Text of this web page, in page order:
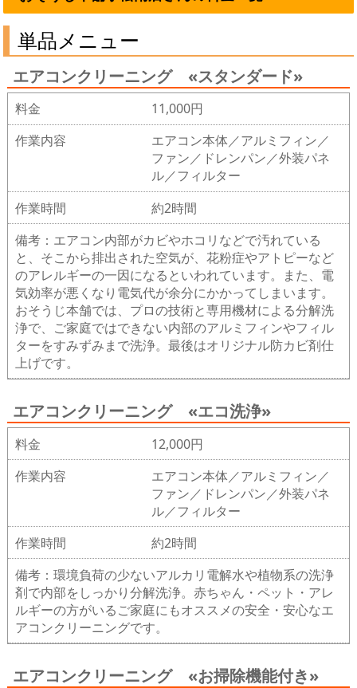
単品メニュー
エアコンクリーニング «スタンダード»
料金
11,000円
作業内容
エアコン本体／アルミフィン／
ファン／ドレンパン／外装パネ
ル／フィルター
作業時間
約2時間
備考：エアコン内部がカビやホコリなどで汚れている
と、そこから排出された空気が、花粉症やアトピーなど
のアレルギーの一因になるといわれています。また、電
気効率が悪くなり電気代が余分にかかってしまいます。
おそうじ本舗では、プロの技術と専用機材による分解洗
浄で、ご家庭ではできない内部のアルミフィンやフィル
ターをすみずみまで洗浄。最後はオリジナル防カビ剤仕
上げです。
エアコンクリーニング «エコ洗浄»
料金
12,000円
作業内容
エアコン本体／アルミフィン／
ファン／ドレンパン／外装パネ
ル／フィルター
作業時間
約2時間
備考：環境負荷の少ないアルカリ電解水や植物系の洗浄
剤で内部をしっかり分解洗浄。赤ちゃん・ペット・アレ
ルギーの方がいるご家庭にもオススメの安全・安心なエ
アコンクリーニングです。
エアコンクリーニング «お掃除機能付き»